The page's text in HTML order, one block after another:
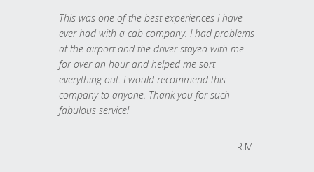
This was one of the best experiences I have
ever had with a cab company. I had problems
at the airport and the driver stayed with me
for over an hour and helped me sort
everything out. I would recommend this
company to anyone. Thank you for such
fabulous service!
R.M.